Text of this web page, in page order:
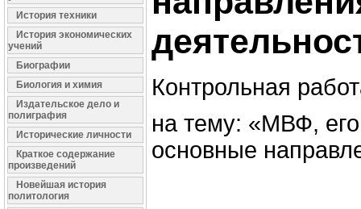
История техники
История экономических
учений
Биографии
Биология и химия
Издательское дело и
полиграфия
Исторические личности
Краткое содержание
произведений
Новейшая история
политология
Контрольная
на тему: «МВФ, его
основные